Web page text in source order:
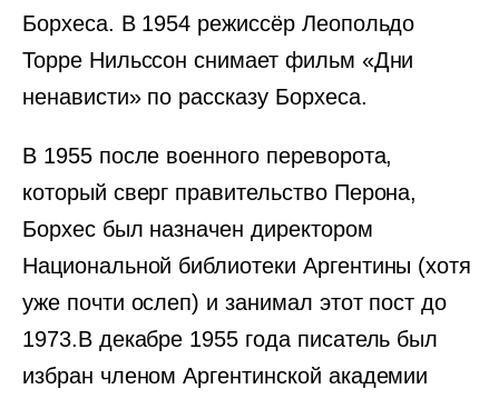
Борхеса. В 1954 режиссёр Леопольдо
Торре Нильссон снимает фильм «Дни
ненависти» по рассказу Борхеса.
В 1955 после военного переворота,
который сверг правительство Перона,
Борхес был назначен директором
Национальной библиотеки Аргентины (хотя
уже почти ослеп) и занимал этот пост до
1973.В декабре 1955 года писатель был
избран членом Аргентинской академии